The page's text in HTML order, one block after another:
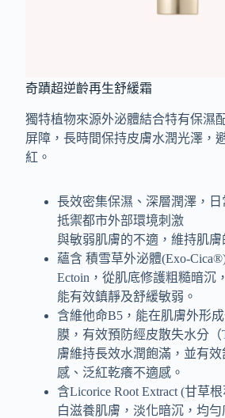
奇蹟超逆齡再生舒緩霜
獨特植物來源外泌體結合特有保濕
屏障，長時間保持皮膚水潤光澤，
紅。
長效密集保濕、深層潤澤，日
抵禦都市外部環境刺激
與敏弱肌膚的不適，維持肌膚
蘊含 積雪草外泌體(Exo-
Ectoin，從肌底修護粗糙暗沉
能有效鎮靜及舒緩敏弱。
含維他命B5，能在肌膚外形
膜，有效預防經皮散失水分
膚維持長效水潤飽滿，並有
感、泛紅乾癢不適感。
含Licorice Root Extract (甘草
白滋養肌膚，淡化暗沉，均勻